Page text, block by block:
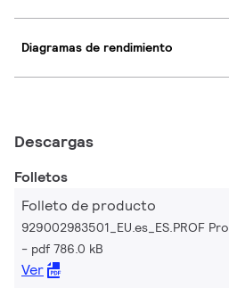
Diagramas de rendimiento
Descargas
Folletos
Folleto de producto
929002983501_EU.es_ES.PROF
pdf 786.0 kB
Ver